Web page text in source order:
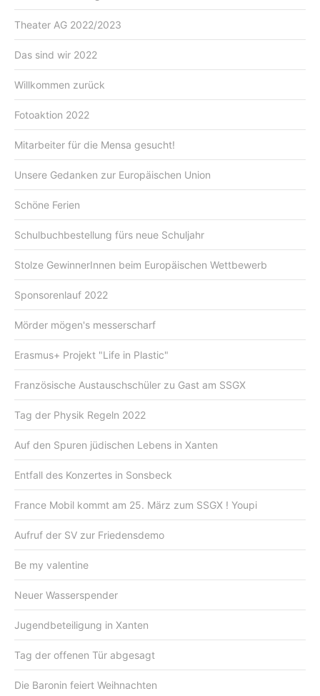
Theater AG 2022/2023
Das sind wir 2022
Willkommen zurück
Fotoaktion 2022
Mitarbeiter für die Mensa gesucht!
Unsere Gedanken zur Europäischen Union
Schöne Ferien
Schulbuchbestellung fürs neue Schuljahr
Stolze GewinnerInnen beim Europäischen Wettbewerb
Sponsorenlauf 2022
Mörder mögen's messerscharf
Erasmus+ Projekt "Life in Plastic"
Französische Austauschschüler zu Gast am SSGX
Tag der Physik Regeln 2022
Auf den Spuren jüdischen Lebens in Xanten
Entfall des Konzertes in Sonsbeck
France Mobil kommt am 25. März zum SSGX ! Youpi
Aufruf der SV zur Friedensdemo
Be my valentine
Neuer Wasserspender
Jugendbeteiligung in Xanten
Tag der offenen Tür abgesagt
Die Baronin feiert Weihnachten